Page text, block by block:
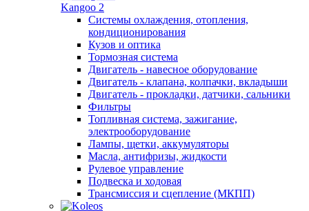
Kangoo 2
Системы охлаждения, отопления,
кондиционирования
Кузов и оптика
Тормозная система
Двигатель - навесное оборудование
Двигатель - клапана, колпачки, вкладыши
Двигатель - прокладки, датчики, сальники
Фильтры
Топливная система, зажигание,
электрооборудование
Лампы, щетки, аккумуляторы
Масла, антифризы, жидкости
Рулевое управление
Подвеска и ходовая
Трансмиссия и сцепление (МКПП)